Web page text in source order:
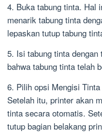
4. Buka tabung tinta. Hal
menarik tabung tinta
lepaskan tutup tabung
5. Isi tabung tinta
bahwa tabung tinta telah
6. Pilih opsi Mengisi
Setelah itu, printer akan
tinta secara otomatis.
tutup bagian belakang